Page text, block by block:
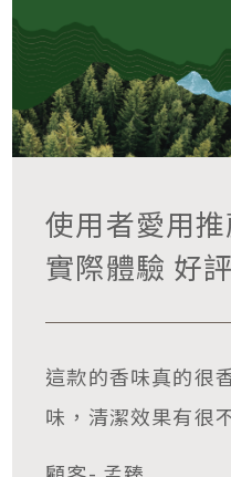
使用者愛用
實際體驗 好
這款的香味真的很
味，清潔效果有很